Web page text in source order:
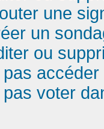
une
un
ou
voter